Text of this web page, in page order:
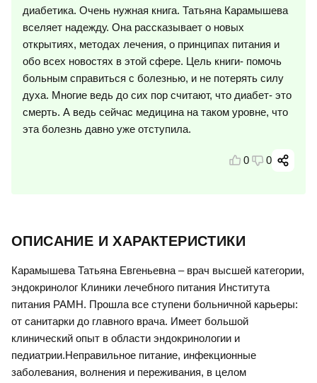
ОПИСАНИЕ И ХАРАКТЕРИСТИКИ
Карамышева Татьяна Евгеньевна – врач высшей категории,
эндокринолог Клиники лечебного питания Института
питания РАМН. Прошла все ступени больничной карьеры:
от санитарки до главного врача. Имеет большой
клинический опыт в области эндокринологии и
педиатрии.Неправильное питание, инфекционные
заболевания, волнения и переживания, в целом
диабетика. Очень нужная книга. Татьяна Карамышева
вселяет надежду. Она рассказывает о новых
открытиях, методах лечения, о принципах питания и
обо всех новостях в этой сфере. Цель книги- помочь
больным справиться с болезнью, и не потерять силу
духа. Многие ведь до сих пор считают, что диабет- это
смерть. А ведь сейчас медицина на таком уровне, что
эта болезнь давно уже отступила.
0 0